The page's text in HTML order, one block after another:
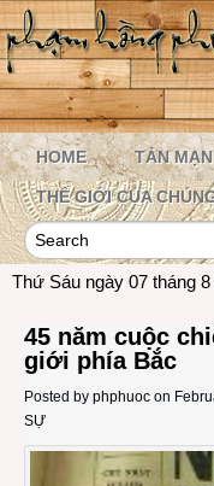
HOME TẢN MẠN
THẾ GIỚI CỦA
Thứ Sáu ngày 07 tháng
45 năm cuộc
giới phía Bắc
Posted by phphuoc on
SỰ